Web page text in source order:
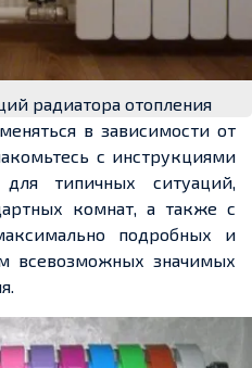
радиатора отопления
в зависимости от
с инструкциями
типичных ситуаций,
комнат, а также с
подробных и
всевозможных значимых